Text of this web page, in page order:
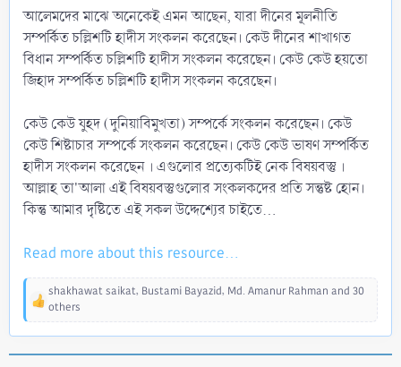
আলেমদের মাঝে অনেকেই এমন আছেন, যারা দীনের মূলনীতি
সম্পর্কিত চল্লিশটি হাদীস সংকলন করেছেন। কেউ দীনের শাখাগত
বিধান সম্পর্কিত চল্লিশটি হাদীস সংকলন করেছেন। কেউ কেউ হয়তো
জিহাদ সম্পর্কিত চল্লিশটি হাদীস সংকলন করেছেন।
কেউ কেউ যুহদ (দুনিয়াবিমুখতা) সম্পর্কে সংকলন করেছেন। কেউ
কেউ শিষ্টাচার সম্পর্কে সংকলন করেছেন। কেউ কেউ ভাষণ সম্পর্কিত
হাদীস সংকলন করেছেন । এগুলোর প্রত্যেকটিই নেক বিষয়বস্তু ।
আল্লাহ তা'আলা এই বিষয়বস্তুগুলোর সংকলকদের প্রতি সন্তুষ্ট হোন।
কিন্তু আমার দৃষ্টিতে এই সকল উদ্দেশ্যের চাইতে...
Read more about this resource...
R
e
a
c
shakhawat saikat, Bustami Bayazid, Md. Amanur Rahman and 30
others